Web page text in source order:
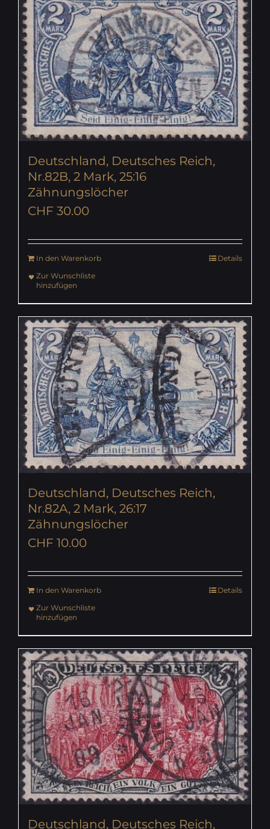
Deutschland, Deutsches Reich,
Nr.82B, 2 Mark, 25:16
Zähnungslöcher
CHF 30.00
In den Warenkorb
Details
Zur Wunschliste
hinzufügen
Deutschland, Deutsches Reich,
Nr.82A, 2 Mark, 26:17
Zähnungslöcher
CHF 10.00
In den Warenkorb
Details
Zur Wunschliste
hinzufügen
Deutschland, Deutsches Reich,